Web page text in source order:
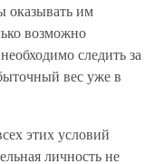
оказывать им
возможно
следить за
вес уже в
этих условий
личность не